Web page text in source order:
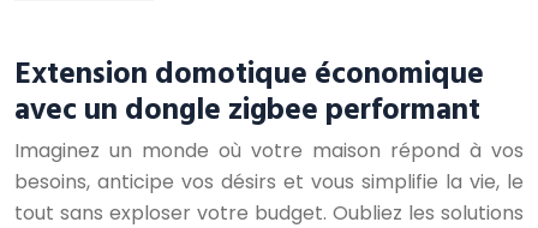
Extension domotique économique
avec un dongle zigbee performant
Imaginez un monde où votre maison répond à vos
besoins, anticipe vos désirs et vous simplifie la vie, le
tout sans exploser votre budget. Oubliez les solutions